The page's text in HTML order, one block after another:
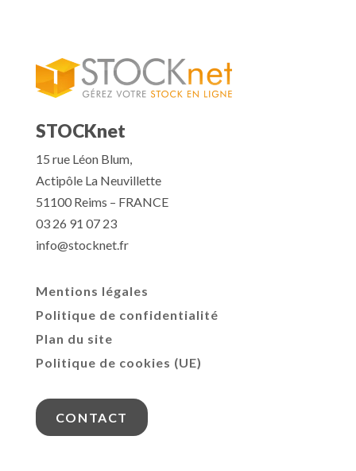
STOCKnet
15 rue Léon Blum,
Actipôle La Neuvillette
51100 Reims – FRANCE
03 26 91 07 23
info@stocknet.fr
Mentions légales
Politique de confidentialité
Plan du site
Politique de cookies (UE)
CONTACT